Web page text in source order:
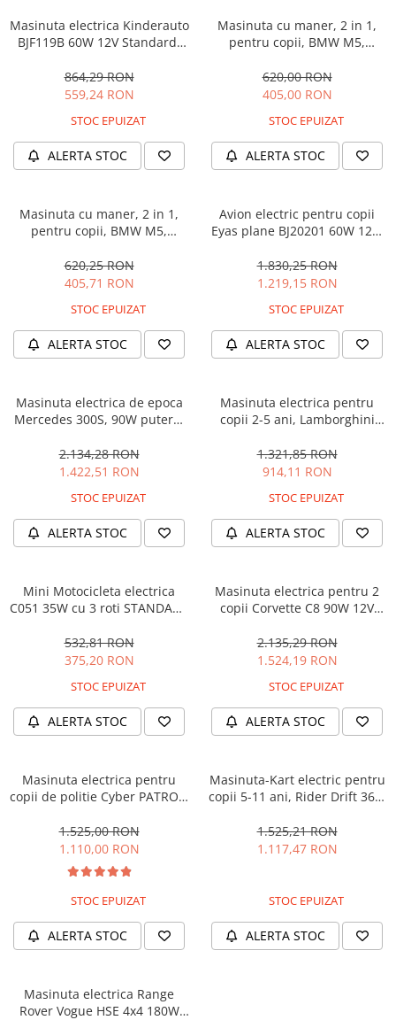
Masinuta electrica Kinderauto
BJF119B 60W 12V Standard,
864,29 RON
559,24 RON
STOC EPUIZAT
ALERTA STOC
Masinuta cu maner, 2 in 1,
pentru copii, BMW M5,
620,00 RON
405,00 RON
STOC EPUIZAT
ALERTA STOC
Masinuta cu maner, 2 in 1,
pentru copii, BMW M5,
620,25 RON
405,71 RON
STOC EPUIZAT
ALERTA STOC
Avion electric pentru copii
Eyas plane BJ20201 60W 12V,
1.830,25 RON
1.219,15 RON
STOC EPUIZAT
ALERTA STOC
Masinuta electrica de epoca
Mercedes 300S, 90W putere,
2.134,28 RON
1.422,51 RON
STOC EPUIZAT
ALERTA STOC
Masinuta electrica pentru
copii 2-5 ani, Lamborghini
12V, galbena
1.321,85 RON
914,11 RON
STOC EPUIZAT
ALERTA STOC
Mini Motocicleta electrica
C051 35W cu 3 roti STANDARD
532,81 RON
375,20 RON
STOC EPUIZAT
ALERTA STOC
Masinuta electrica pentru 2
copii Corvette C8 90W 12V
2.135,29 RON
1.524,19 RON
STOC EPUIZAT
ALERTA STOC
Masinuta electrica pentru
copii de politie Cyber PATROL,
90W, 12V, Black & White
1.525,00 RON
1.110,00 RON
STOC EPUIZAT
ALERTA STOC
Masinuta-Kart electric pentru
copii 5-11 ani, Rider Drift 360,
1.525,21 RON
1.117,47 RON
STOC EPUIZAT
ALERTA STOC
Masinuta electrica Range
Rover Vogue HSE 4x4 180W